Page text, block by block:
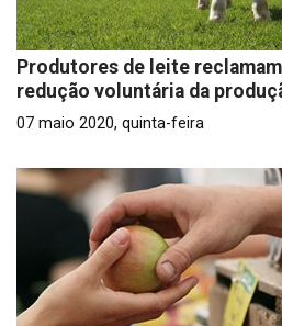
Produtores de leite
redução voluntária da
07 maio 2020, quinta-feira